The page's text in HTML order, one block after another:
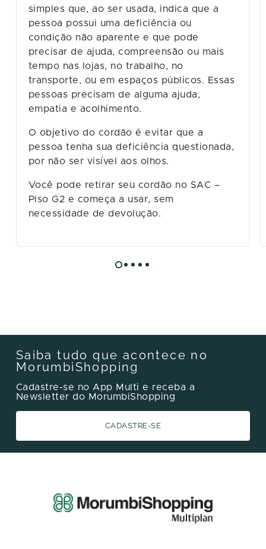
simples que, ao ser usada, indica que a
pessoa possui uma deficiência ou
condição não aparente e que pode
precisar de ajuda, compreensão ou mais
tempo nas lojas, no trabalho, no
transporte, ou em espaços públicos. Essas
pessoas precisam de alguma ajuda,
empatia e acolhimento.
O objetivo do cordão é evitar que a
pessoa tenha sua deficiência questionada,
por não ser visível aos olhos.
Você pode retirar seu cordão no SAC –
Piso G2 e começa a usar, sem
necessidade de devolução.
Saiba tudo que acontece no
MorumbiShopping
Cadastre-se no App Multi e receba a
Newsletter do MorumbiShopping
CADASTRE-SE